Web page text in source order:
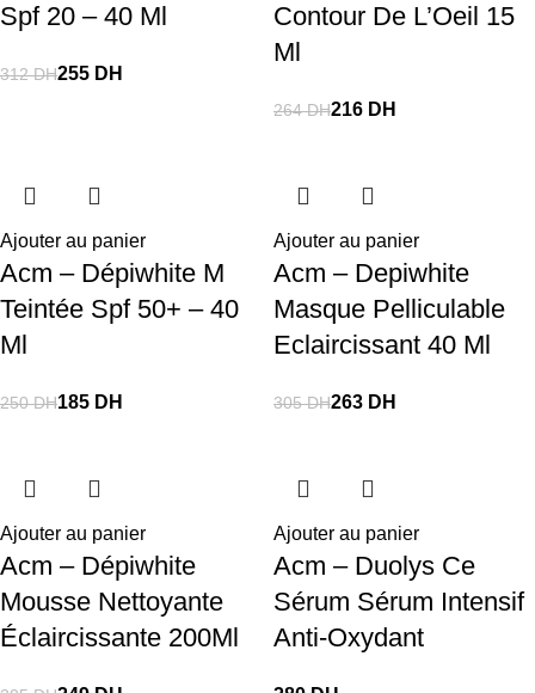
Spf 20 – 40 Ml
312DH255 DH
Contour De L’Oeil 15
Ml
264DH216 DH
Ajouter au panier
Acm – Dépiwhite M
Teintée Spf 50+ – 40
Ml
250DH185 DH
Ajouter au panier
Acm – Depiwhite
Masque Pelliculable
Eclaircissant 40 Ml
305DH263 DH
Ajouter au panier
Acm – Dépiwhite
Mousse Nettoyante
Éclaircissante 200Ml
Ajouter au panier
Acm – Duolys Ce
Sérum Sérum Intensif
Anti-Oxydant